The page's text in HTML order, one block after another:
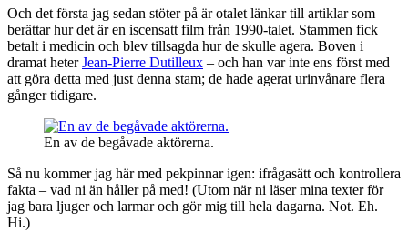
Och det första jag sedan stöter på är otalet länkar till artiklar som
berättar hur det är en iscensatt film från 1990-talet. Stammen fick
betalt i medicin och blev tillsagda hur de skulle agera. Boven i
dramat heterJean-Pierre Dutilleux – och han var inte ens först med
att göra detta med just denna stam; de hade agerat urinvånare flera
gånger tidigare.
En av de begåvade aktörerna.
Så nu kommer jag här med pekpinnar igen: ifrågasätt och kontrollera
fakta – vad ni än håller på med! (Utom när ni läser mina texter för
jag bara ljuger och larmar och gör mig till hela dagarna. Not. Eh.
Hi.)